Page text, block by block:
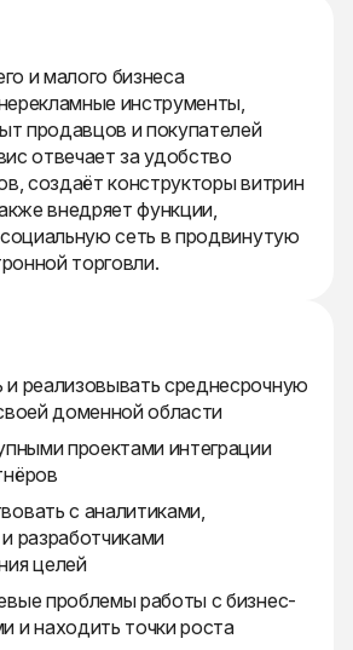
и малого бизнеса
инструменты,
продавцов и покупателей
отвечает за удобство
создаёт конструкторы витрин
внедряет функции,
сеть в продвинутую
торговли.
реализовывать среднесрочную
доменной области
проектами интеграции
с аналитиками,
разработчиками
целей
проблемы работы с бизнес-
и находить точки роста